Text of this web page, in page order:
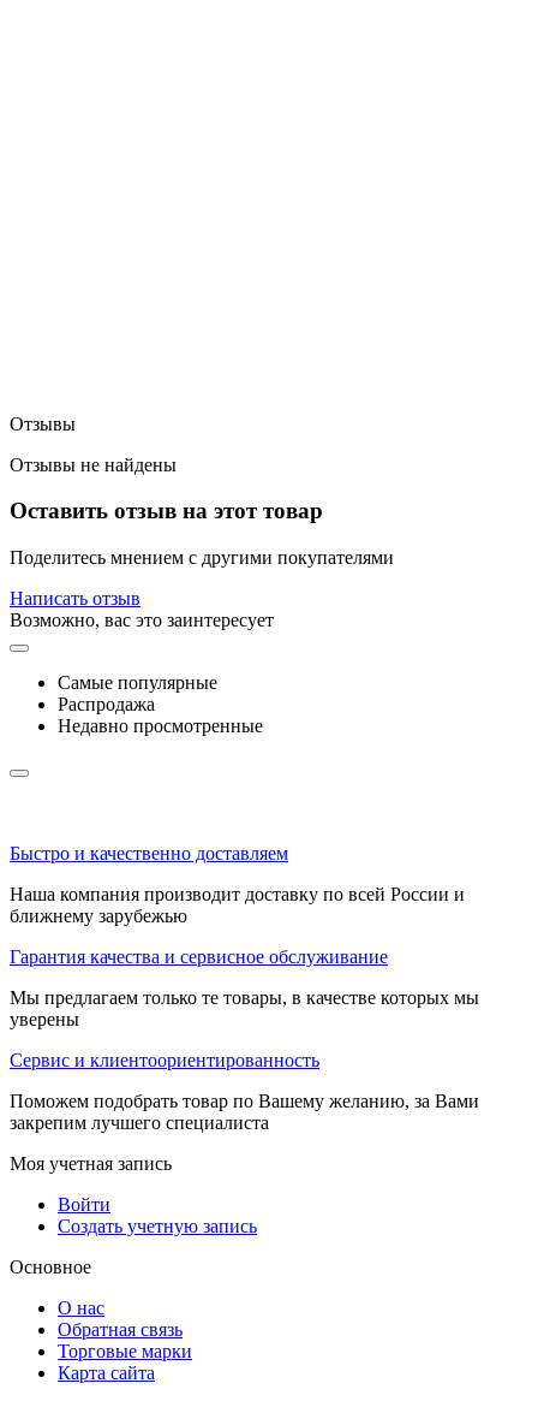
Отзывы
Отзывы не найдены
Оставить отзыв на этот товар
Поделитесь мнением с другими покупателями
Написать отзыв
Возможно, вас это заинтересует
Самые популярные
Распродажа
Недавно просмотренные
Быстро и качественно доставляем
Наша компания производит доставку по всей России и
ближнему зарубежью
Гарантия качества и сервисное обслуживание
Мы предлагаем только те товары, в качестве которых мы
уверены
Сервис и клиентоориентированность
Поможем подобрать товар по Вашему желанию, за Вами
закрепим лучшего специалиста
Моя учетная запись
Войти
Создать учетную запись
Основное
О нас
Обратная связь
Торговые марки
Карта сайта